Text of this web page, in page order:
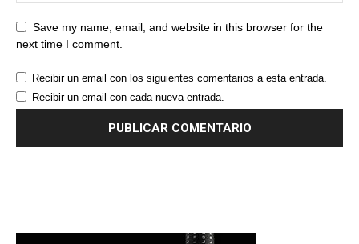
Save my name, email, and website in this browser for the
next time I comment.
Recibir un email con los siguientes comentarios a esta entrada.
Recibir un email con cada nueva entrada.